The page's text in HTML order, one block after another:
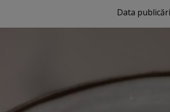
Data